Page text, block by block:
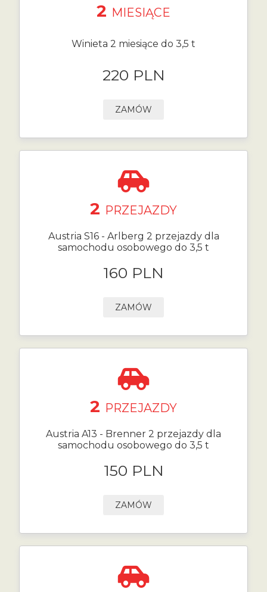
2 MIESIĄCE
Winieta 2 miesiące do 3,5 t
220 PLN
ZAMÓW
2 PRZEJAZDY
Austria S16 - Arlberg 2 przejazdy dla
samochodu osobowego do 3,5 t
160 PLN
ZAMÓW
2 PRZEJAZDY
Austria A13 - Brenner 2 przejazdy dla
samochodu osobowego do 3,5 t
150 PLN
ZAMÓW